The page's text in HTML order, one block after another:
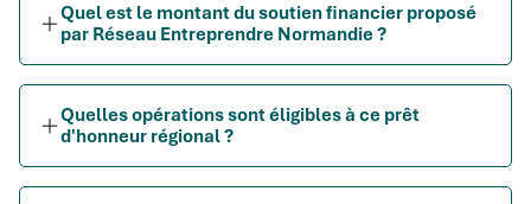
Quel est le montant du soutien financier proposé
par Réseau Entreprendre Normandie ?
Quelles opérations sont éligibles à ce prêt
d'honneur régional ?